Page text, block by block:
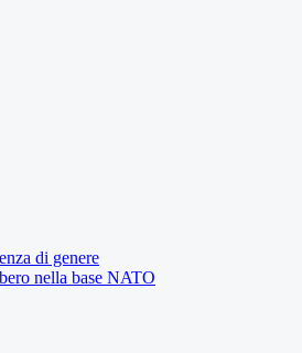
di genere
nella base NATO